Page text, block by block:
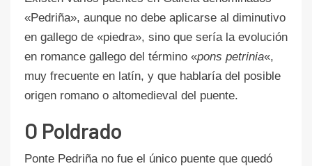
«Pedriña», aunque no debe aplicarse al diminutivo
en gallego de «piedra», sino que sería la evolución
en romance gallego del término «pons petrinia«,
muy frecuente en latín, y que hablaría del posible
origen romano o altomedieval del puente.
O Poldrado
Ponte Pedriña no fue el único puente que quedó